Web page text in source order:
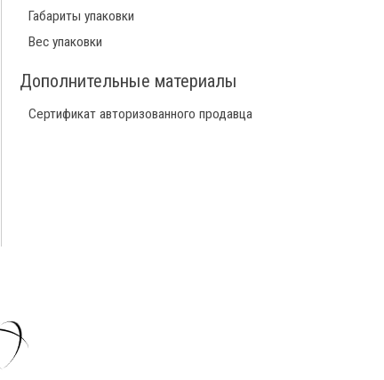
Габариты упаковки
Вес упаковки
Дополнительные материалы
Сертификат авторизованного продавца